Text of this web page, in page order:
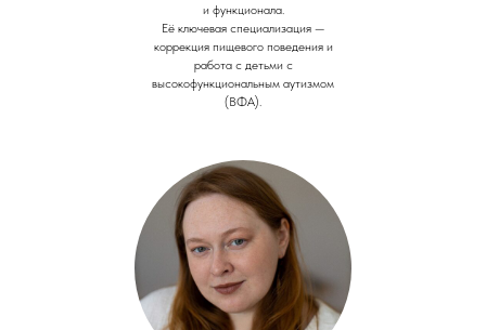
и функционала.
Её ключевая специализация —
коррекция пищевого поведения и
работа с детьми с
высокофункциональным аутизмом
(ВФА).